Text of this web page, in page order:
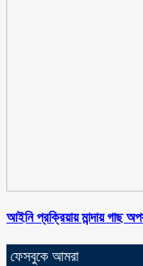
আইনি প্রক্রিয়ায় মান্দায় গাছ
ফেসবুকে আমরা